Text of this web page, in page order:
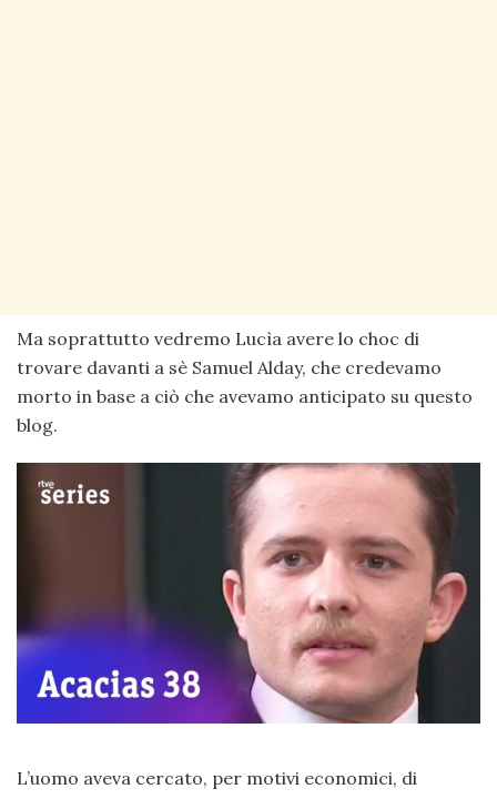
Ma soprattutto vedremo Lucìa avere lo choc di
trovare davanti a sè Samuel Alday, che credevamo
morto in base a ciò che avevamo anticipato su questo
blog.
L’uomo aveva cercato, per motivi economici, di